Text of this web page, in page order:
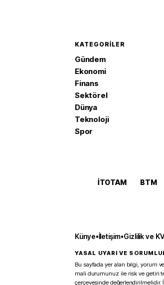
KATEGORILER
Gündem
Ekonomi
Finans
Sektörel
Dünya
Teknoloji
Spor
İTOTAM BTM
Künye•İletişim•Gizlilik ve
YASAL UYARI VE
Bu sayfada yer alan bilgi, yorum ve
mali durumunuz ile risk ve getiri
çerçevesinde